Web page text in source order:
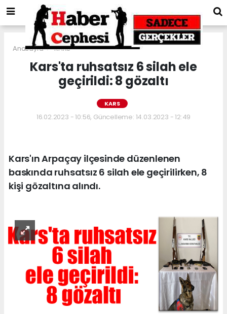
Anasayfa KARS
Kars'ta ruhsatsız 6 silah ele
geçirildi: 8 gözaltı
KARS
16.02.2023 - 10:56, Güncelleme: 14.03.2023 - 12:49
Kars'ın Arpaçay ilçesinde düzenlenen
baskında ruhsatsız 6 silah ele geçirilirken, 8
kişi gözaltına alındı.